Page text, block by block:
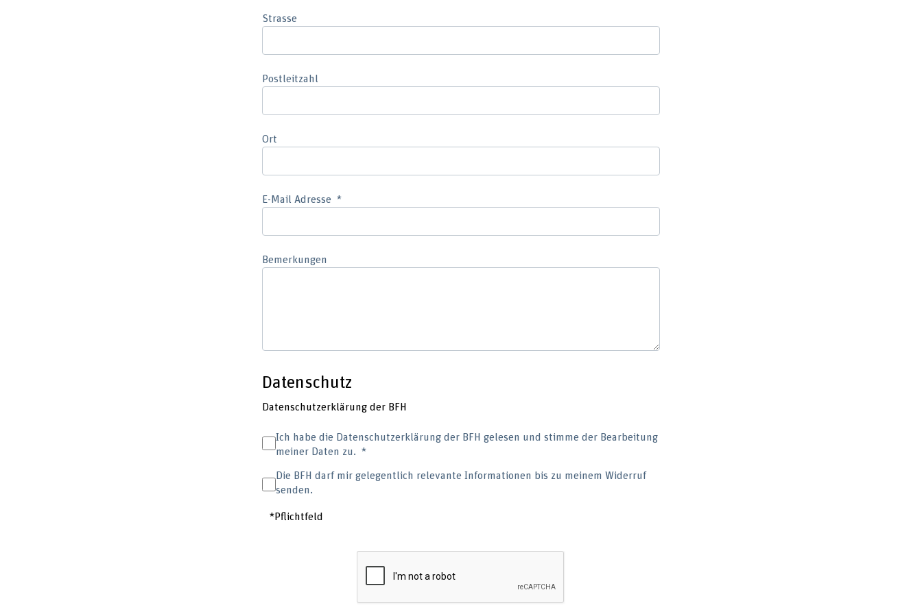
Strasse
Postleitzahl
Ort
E-Mail Adresse
Bemerkungen
Datenschutz
Datenschutzerklärung der BFH
Ich habe die Datenschutzerklärung der BFH gelesen und stimme der Bearbeitung
meiner Daten zu.
Die BFH darf mir gelegentlich relevante Informationen bis zu meinem Widerruf
senden.
*Pflichtfeld